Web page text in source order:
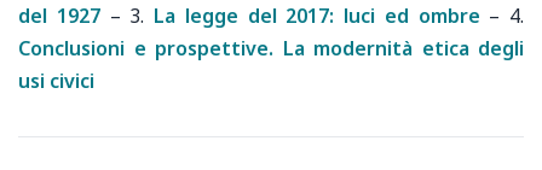
del 1927 – 3. La legge del 2017: luci ed ombre – 4.
Conclusioni e prospettive. La modernità etica degli
usi civici